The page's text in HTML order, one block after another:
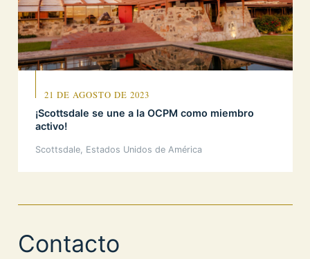
21 DE AGOSTO DE 2023
¡Scottsdale se une a la OCPM como miembro
activo!
Scottsdale, Estados Unidos de América
Contacto